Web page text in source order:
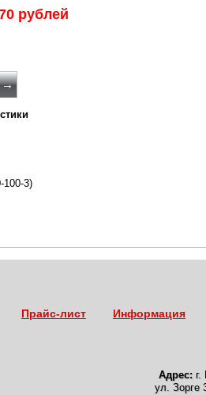
рублей
→
100-3)
Прайс-лист Информация
Адрес:
ул. Зорге